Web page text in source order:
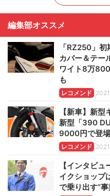
編集部オススメ
「RZ250」
カバー＆テー
ワイト8万
も
レコメンド
【新車】新
新型「390
9000円で登場
レコメンド
【インタビ
イクショップ
で乗り出す“